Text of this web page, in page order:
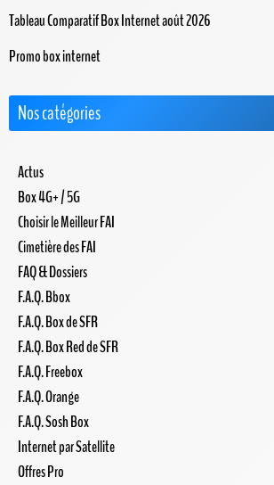
Tableau Comparatif Box Internet août 2026
Promo box internet
Nos catégories
Actus
Box 4G+ / 5G
Choisir le Meilleur FAI
Cimetière des FAI
FAQ & Dossiers
F.A.Q. Bbox
F.A.Q. Box de SFR
F.A.Q. Box Red de SFR
F.A.Q. Freebox
F.A.Q. Orange
F.A.Q. Sosh Box
Internet par Satellite
Offres Pro